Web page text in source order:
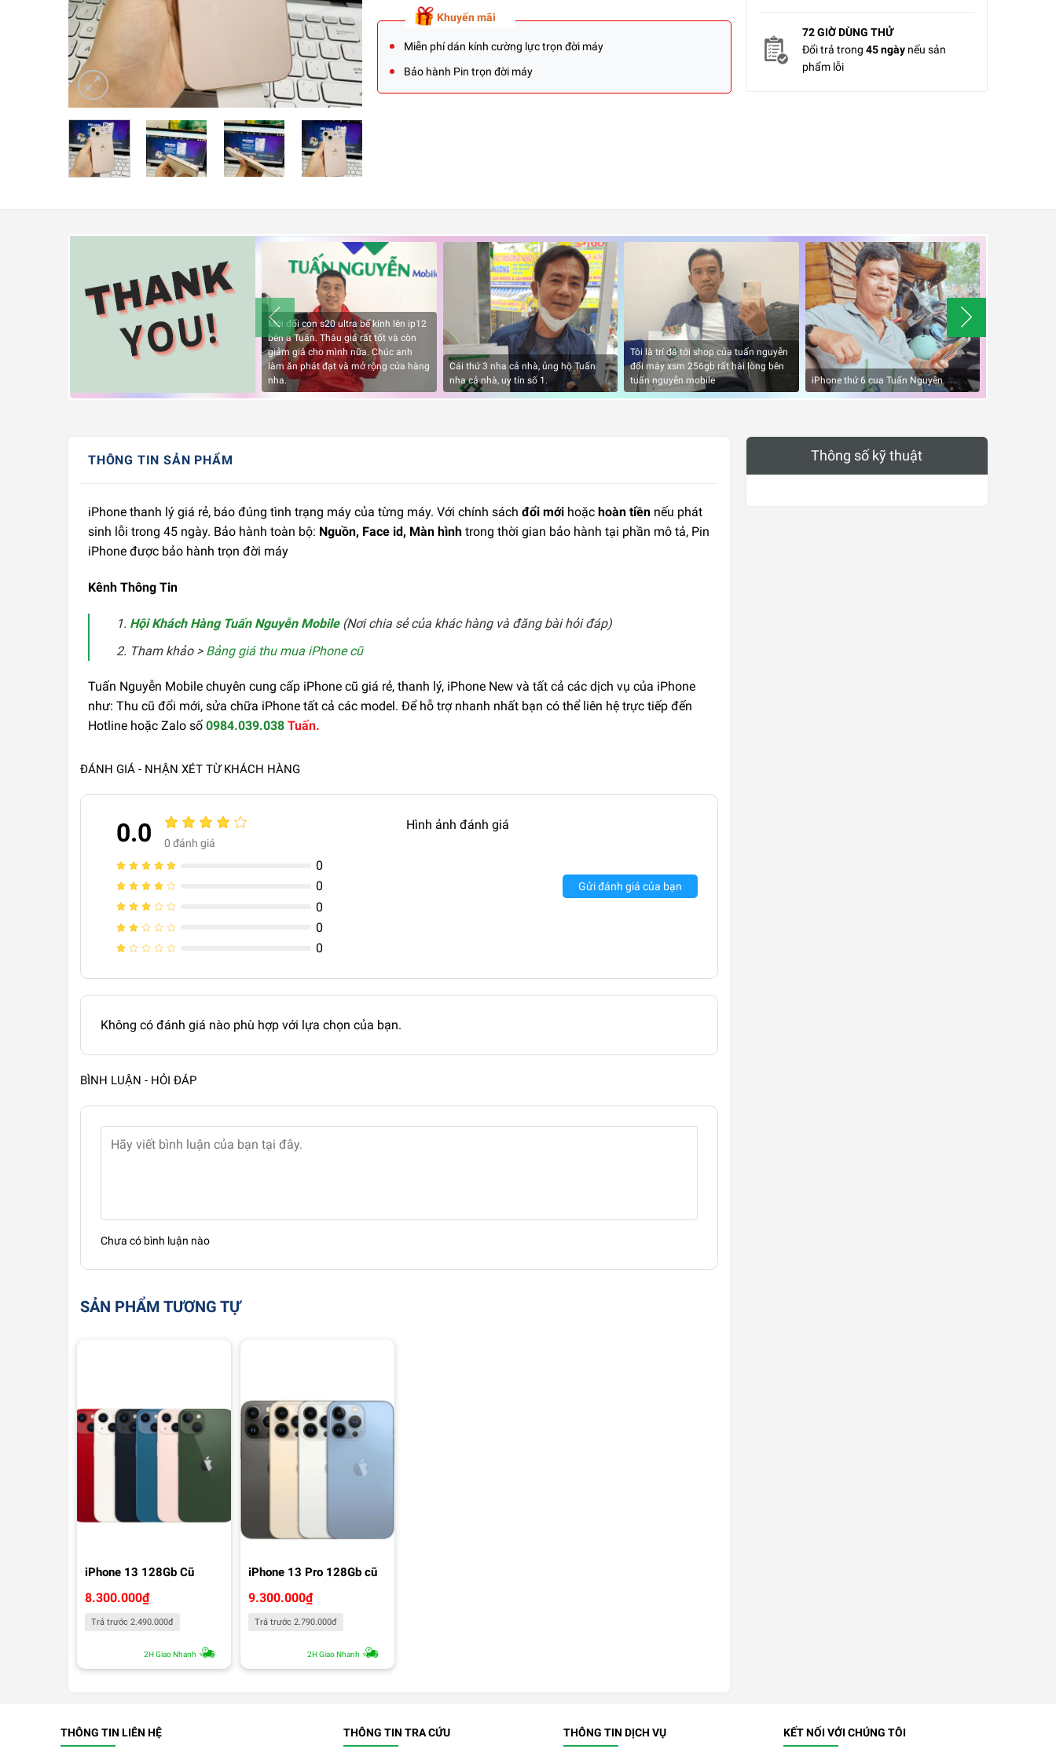
Check Bảo Hành
Liên hệ
Khuyến mãi
Miễn phí dán kính cường lực trọn đời máy
Bảo hành Pin trọn đời máy
72 GIỜ DÙNG THỬ
Đổi trả trong 45 ngàynếu sản
phẩm lỗi
Mới đổi con s20 ultra bể kính lên ip12
bên a Tuấn. Thâu giá rất tốt và còn
giảm giá cho mình nữa. Chúc anh
làm ăn phát đạt và mở rộng cửa hàng
nha.
Cái thứ 3 nha cả nhà, ủng hộ Tuấn
nha cả nhà, uy tín số 1.
Tôi là trí đã tới shop của tuấn nguyễn
đổi máy xsm 256gb rất hài lòng bên
tuấn nguyễn mobile
iPhone thứ 6 cua Tuấn Nguyễn
THÔNG TIN SẢN PHẨM
iPhone thanh lý giá rẻ, báo đúng tình trạng máy của từng máy. Với chính sách đổi mới hoặc hoàn tiền nếu phát
sinh lỗi trong 45 ngày. Bảo hành toàn bộ: Nguồn, Face id, Màn hình trong thời gian bảo hành tại phần mô tả, Pin
iPhone được bảo hành trọn đời máy
Kênh Thông Tin
Hội Khách Hàng Tuấn Nguyễn Mobile(Nơi chia sẻ của khác hàng và đăng bài hỏi đáp)
Tham khảo > Bảng giá thu mua iPhone cũ
Tuấn Nguyễn Mobile chuyên cung cấp iPhone cũ giá rẻ, thanh lý, iPhone New và tất cả các dịch vụ của iPhone
như: Thu cũ đổi mới, sửa chữa iPhone tất cả các model. Để hỗ trợ nhanh nhất bạn có thể liên hệ trực tiếp đến
Hotline hoặc Zalo số 0984.039.038 Tuấn.
ĐÁNH GIÁ - NHẬN XÉT TỪ KHÁCH HÀNG
0.0 0 đánh giá
0
0
0
0
0
Hình ảnh đánh giá
Gửi đánh giá của bạn
Không có đánh giá nào phù hợp với lựa chọn của bạn.
BÌNH LUẬN - HỎI ĐÁP
Chưa có bình luận nào
SẢN PHẨM TƯƠNG TỰ
iPhone 13 128Gb Cũ
8.300.000₫
Trả trước 2.490.000đ
2H Giao Nhanh
iPhone 13 Pro 128Gb cũ
9.300.000₫
Trả trước 2.790.000đ
2H Giao Nhanh
Thông số kỹ thuật
THÔNG TIN LIÊN HỆ THÔNG TIN TRA CỨU THÔNG TIN DỊCH VỤ KẾT NỐI VỚI CHÚNG TÔI